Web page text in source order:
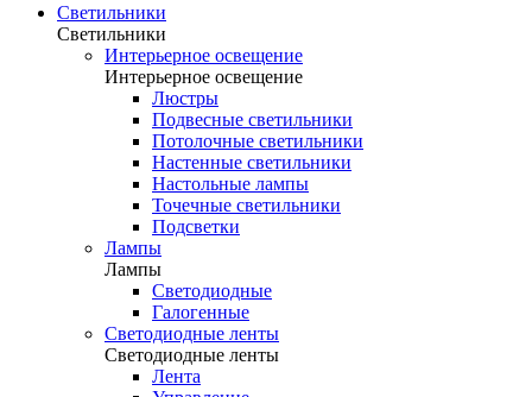
Светильники
Светильники
Интерьерное освещение
Интерьерное освещение
Люстры
Подвесные светильники
Потолочные светильники
Настенные светильники
Настольные лампы
Точечные светильники
Подсветки
Лампы
Лампы
Светодиодные
Галогенные
Светодиодные ленты
Светодиодные ленты
Лента